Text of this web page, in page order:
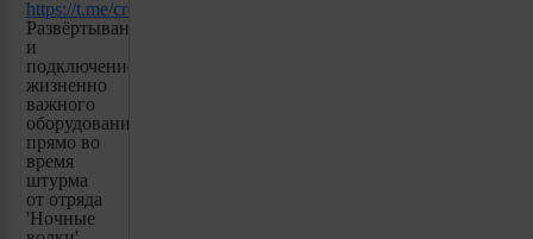
https://t.me/creamy_caprice/3246
Развёртывание
и
подключение
жизненно
важного
оборудования,
прямо во
время
штурма
от отряда
'Ночные